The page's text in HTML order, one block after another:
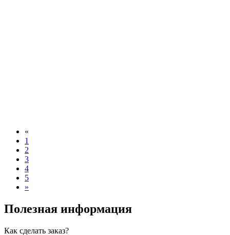
«
1
2
3
4
5
»
Полезная информация
Как сделать заказ?